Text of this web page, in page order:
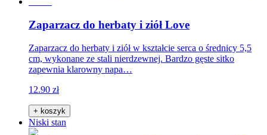
Zaparzacz do herbaty i ziół Love
Zaparzacz do herbaty i ziół w kształcie serca o średnicy 5,5
cm, wykonane ze stali nierdzewnej. Bardzo gęste sitko
zapewnia klarowny napa…
12.90 zł
+ koszyk
Niski stan